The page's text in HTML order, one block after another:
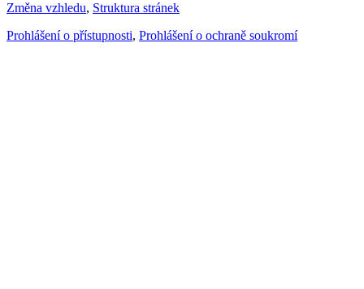
Změna vzhledu, Struktura stránek
Prohlášení o přístupnosti, Prohlášení o ochraně soukromí